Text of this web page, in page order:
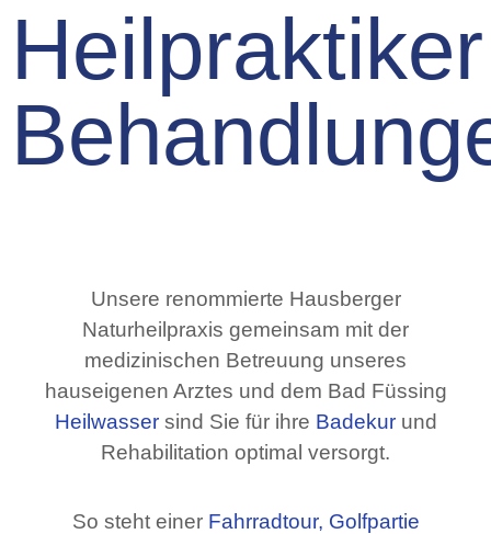
Heilpraktiker
Unsere renommierte Hausberger
Naturheilpraxis gemeinsam mit der
medizinischen Betreuung unseres
hauseigenen Arztes und dem Bad Füssing
Heilwassersind Sie für ihre Badekurund
Rehabilitation optimal versorgt.
So steht einer Fahrradtour, Golfpartie